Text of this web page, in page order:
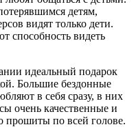
детям,
видят только дети.
способность видеть
идеальный подарок
Большие бездонные
в себя сразу, в них
очень качественные и
прошиты по всей голове.